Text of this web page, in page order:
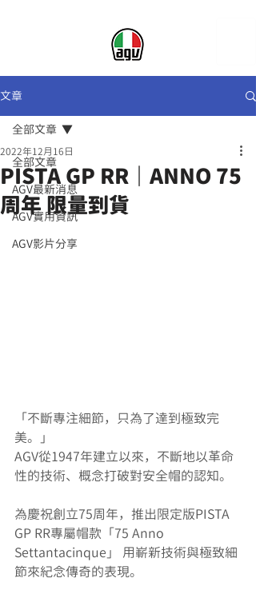
文章
全部文章
AGV最新消息
AGV實用資訊
AGV影片分享
全部文章
PISTA GP RR｜ANNO 75
周年 限量到貨
2022年12月16日
「不斷專注細節，只為了達到極致完
美。」
AGV從1947年建立以來，不斷地以革命
性的技術、概念打破對安全帽的認知。
為慶祝創立75周年，推出限定版PISTA
GP RR專屬帽款「75 Anno
Settantacinque」 用嶄新技術與極致細
節來紀念傳奇的表現。